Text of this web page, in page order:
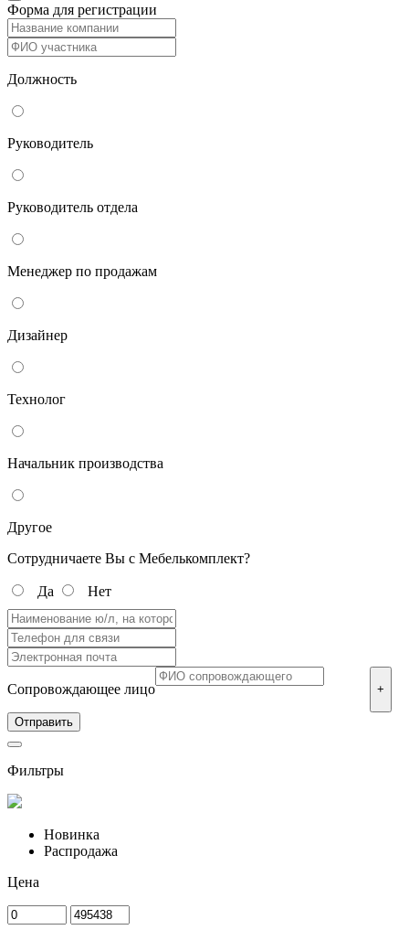
Форма для регистрации
Должность
Руководитель
Руководитель отдела
Менеджер по продажам
Дизайнер
Технолог
Начальник производства
Другое
Сотрудничаете Вы с Мебелькомплект?
Да Нет
Сопровождающее лицо +
Фильтры
Новинка
Распродажа
Цена